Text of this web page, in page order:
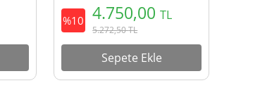
Işık
%10 4.750,00TL
5.272,50TL
Sepete Ekle